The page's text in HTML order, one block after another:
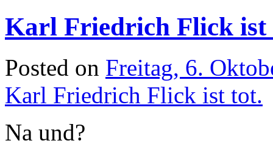
Karl Friedrich Flick ist
Posted on Freitag, 6.
Karl Friedrich Flick ist tot.
Na und?